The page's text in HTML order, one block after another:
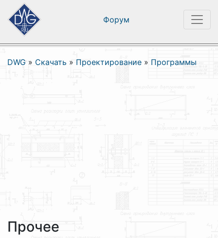
Форум
DWG » Скачать » Проектирование » Программы
Прочее